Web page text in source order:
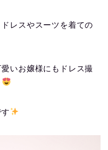
レスやスーツを着ての
いお嬢様にもドレス撮